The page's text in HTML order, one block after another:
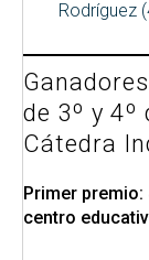
Rodríguez
de 3º y 4º
Cátedra
Primer premio:
centro